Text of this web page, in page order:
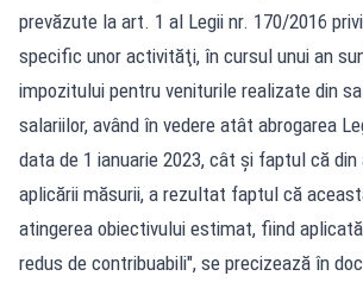
prevăzute la art. 1 al Legii nr. 170/2016
specific unor activităţi, în cursul unui an
impozitului pentru veniturile realizate din
salariilor, având în vedere atât abrogarea
data de 1 ianuarie 2023, cât şi faptul că
aplicării măsurii, a rezultat faptul că
atingerea obiectivului estimat, fiind
redus de contribuabili", se precizează în